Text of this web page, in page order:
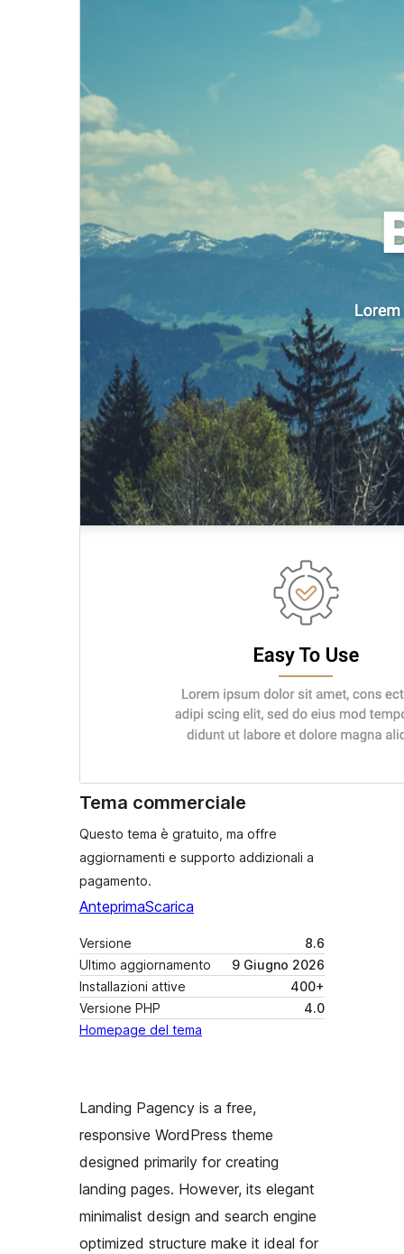
Tema commerciale
Questo tema è gratuito, ma offre
aggiornamenti e supporto addizionali a
pagamento.
AnteprimaScarica
Versione
8.6
Ultimo aggiornamento
9 Giugno 2026
Installazioni attive
400+
Versione PHP
4.0
Homepage del tema
Landing Pagency is a free,
responsive WordPress theme
designed primarily for creating
landing pages. However, its elegant
minimalist design and search engine
optimized structure make it ideal for